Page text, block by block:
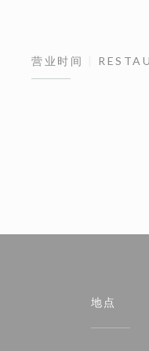
营业时间
地点